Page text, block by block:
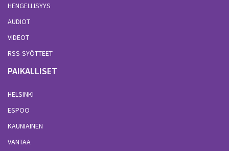
HENGELLISYYS
AUDIOT
VIDEOT
RSS-SYÖTTEET
PAIKALLISET
HELSINKI
ESPOO
KAUNIAINEN
VANTAA